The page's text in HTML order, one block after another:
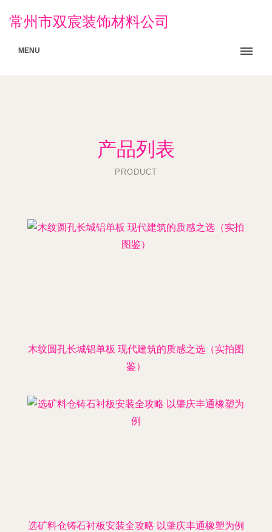
常州市双宸装饰材料公司
MENU
产品列表
PRODUCT
木纹圆孔长城铝单板 现代建筑的质感之选（实拍图
鉴）
选矿料仓铸石衬板安装全攻略 以肇庆丰通橡塑为例